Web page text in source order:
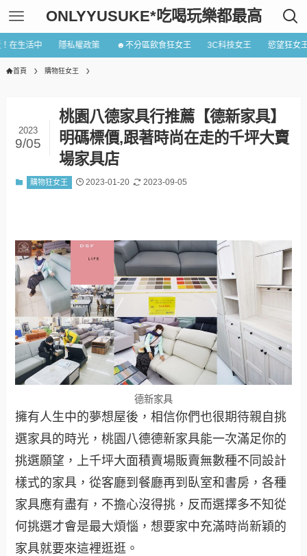
ONLYYUSUKE*吃喝玩樂都最高
在生活中 隱私權政策 ☻不分區飲食狂女王 3C科技女王 慾望狂女
首頁 購物狂女王
桃園八德家具行推薦【德新家具】
明碼標價,跟著時尚在走的千坪大賣
場家具店
2023
9/05
購物狂女王 2023-01-20 2023-09-05
德新家具
擁有人生中的夢想屋後，相信你們也很期待親自挑
選家具的時光，桃園八德德新家具能一次滿足你的
挑選願望，上千坪大面積賣場販賣無數種不同設計
樣式的家具，從客廳到餐廳再到臥室和書房，各種
家具應有盡有，不擔心沒得挑，反而選擇多不知從
何挑選才會是最大煩惱，想要家中充滿時尚新穎的
家具就要來這裡逛逛。